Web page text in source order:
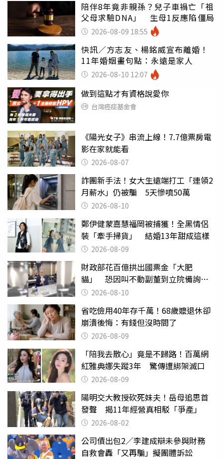
陪伴8年竟非親孫？兒子車禍亡「祖
父母求驗DNA」 生母1反應陷僵局
2026-08-09 18:55
快訊／方志友、楊銘威宣布離婚！
11年婚姻畫句點：永遠是家人
2026-08-10 12:07
做到這點才有資格說愛你
台灣癌症基金會
《陽光女子》串流上線！7.7億票房電
影在家就能看
2026-08-07
詐團新手法！女大生遠端打工「連領2
月薪水」仍被騙 5天慘噴50萬
2026-08-10
鄭伊健蒙嘉慧福岡被捕獲！全黑情侶
裝「牽手掃貨」 結婚13年甜成這樣
2026-08-09
財政部花百億拱出國票金「大肥
貓」 恐因叫不動副董到立院備詢惹
議 2026-08-10
省吃儉用40年存千萬！68歲嬤退休卻
崩潰後悔：有錢但沒時間了
2026-08-09
「陪我去散心」竟是不歸路！百萬網
紅雅典娜失蹤3年 驚傳遭綁架滅口
2026-08-09
陽明交大教授砍死妹夫！岳母追思首
發聲 揭11年經營真相駁「爭產」
2026-08-02
公司債出包2／李建成辯未參與財務
自救會轟「又再騙」擬團體訴訟